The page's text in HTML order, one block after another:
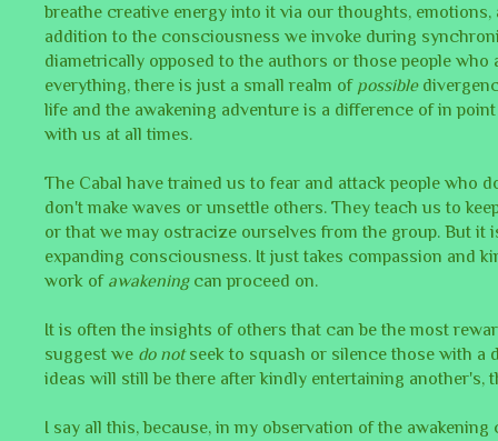
breathe creative energy into it via our thoughts,
addition to the consciousness we invoke during
diametrically opposed to the authors or those people
everything, there is just a small realm of possible
life and the awakening adventure is a difference of in
with us at all times.
The Cabal have trained us to fear and attack people who
don't make waves or unsettle others. They teach us to
or that we may ostracize ourselves from the group. But it
expanding consciousness. It just takes compassion and
work of awakeningcan proceed on.
It is often the insights of others that can be the most
suggest we do notseek to squash or silence those with a
ideas will still be there after kindly entertaining
I say all this, because, in my observation of the